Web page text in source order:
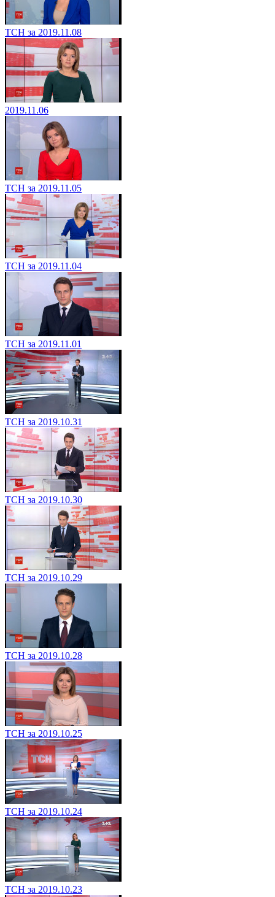
ТСН за 2019.11.08
2019.11.06
ТСН за 2019.11.05
ТСН за 2019.11.04
ТСН за 2019.11.01
ТСН за 2019.10.31
ТСН за 2019.10.30
ТСН за 2019.10.29
ТСН за 2019.10.28
ТСН за 2019.10.25
ТСН за 2019.10.24
ТСН за 2019.10.23